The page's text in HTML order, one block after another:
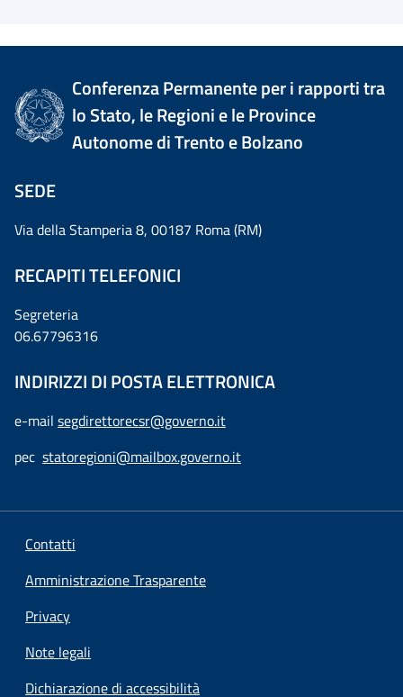
Conferenza Permanente per i rapporti tra
lo Stato, le Regioni e le Province
Autonome di Trento e Bolzano
SEDE
Via della Stamperia 8, 00187 Roma (RM)
RECAPITI TELEFONICI
Segreteria
06.67796316
INDIRIZZI DI POSTA ELETTRONICA
e-mail segdirettorecsr@governo.it
pec statoregioni@mailbox.governo.it
Contatti
Amministrazione Trasparente
Privacy
Note legali
Dichiarazione di accessibilità